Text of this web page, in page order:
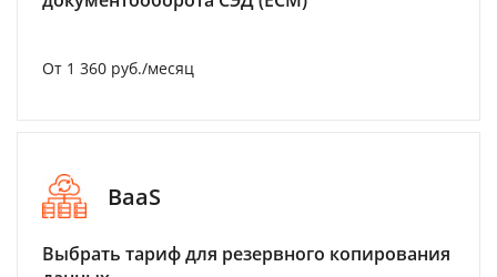
От 1 360 руб./месяц
BaaS
Выбрать тариф для резервного копирования